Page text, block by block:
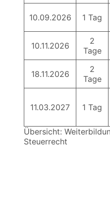
10.09.2026 1 Tag
10.11.2026
2
Tage
18.11.2026
2
Tage
11.03.2027 1 Tag
Übersicht:
Steuerrecht